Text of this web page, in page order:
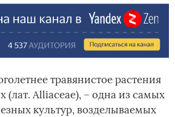
травянистое растения
(лат. Alliaceae), – одна из самых
культур, возделываемых